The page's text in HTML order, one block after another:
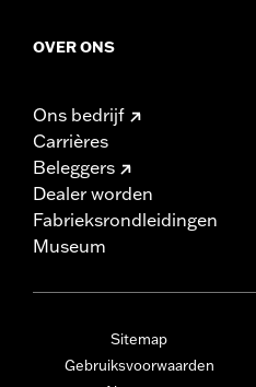
OVER ONS
Ons bedrijf
Carrières
Beleggers
Dealer worden
Fabrieksrondleidingen
Museum
Sitemap
Gebruiksvoorwaarden